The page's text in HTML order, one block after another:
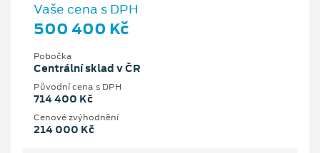
Vaše cena s DPH
500 400 Kč
Pobočka
Centrální sklad v ČR
Původní cena s DPH
714 400 Kč
Cenové zvýhodnění
214 000 Kč